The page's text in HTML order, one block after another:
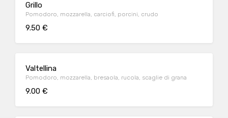
Grillo
Pomodoro, mozzarella, carciofi, porcini, crudo
9.50 €
Valtellina
Pomodoro, mozzarella, bresaola, rucola, scaglie di grana
9.00 €